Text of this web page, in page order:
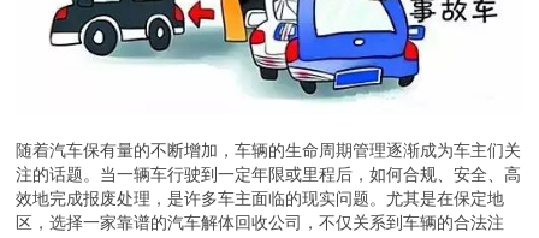
随着汽车保有量的不断增加，车辆的生命周期管理逐渐成为车主们关
注的话题。当一辆车行驶到一定年限或里程后，如何合规、安全、高
效地完成报废处理，是许多车主面临的现实问题。尤其是在保定地
区，选择一家靠谱的汽车解体回收公司，不仅关系到车辆的合法注